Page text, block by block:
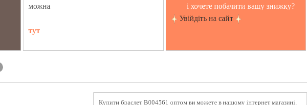
можна
тут
і хочете побачити вашу знижку?
Увійдіть на сайт
Купити браслет B004561 оптом ви можете в нашому інтернет магазині.